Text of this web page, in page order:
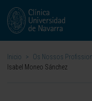
Inicio > Os Nossos
Isabel Moneo Sánchez